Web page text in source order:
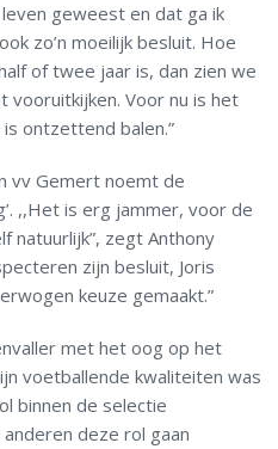
geweest en dat ga ik
zo’n moeilijk besluit. Hoe
of twee jaar is, dan zien we
vooruitkijken. Voor nu is het
ontzettend balen.”
vv Gemert noemt de
,,Het is erg jammer, voor de
natuurlijk”, zegt Anthony
zijn besluit, Joris
keuze gemaakt.”
met het oog op het
voetballende kwaliteiten was
binnen de selectie
deze rol gaan